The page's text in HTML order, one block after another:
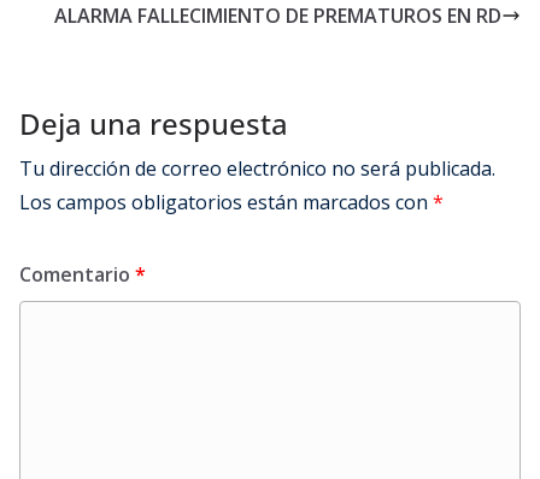
ALARMA FALLECIMIENTO DE PREMATUROS EN RD
Deja una respuesta
Tu dirección de correo electrónico no será publicada.
Los campos obligatorios están marcados con *
Comentario *